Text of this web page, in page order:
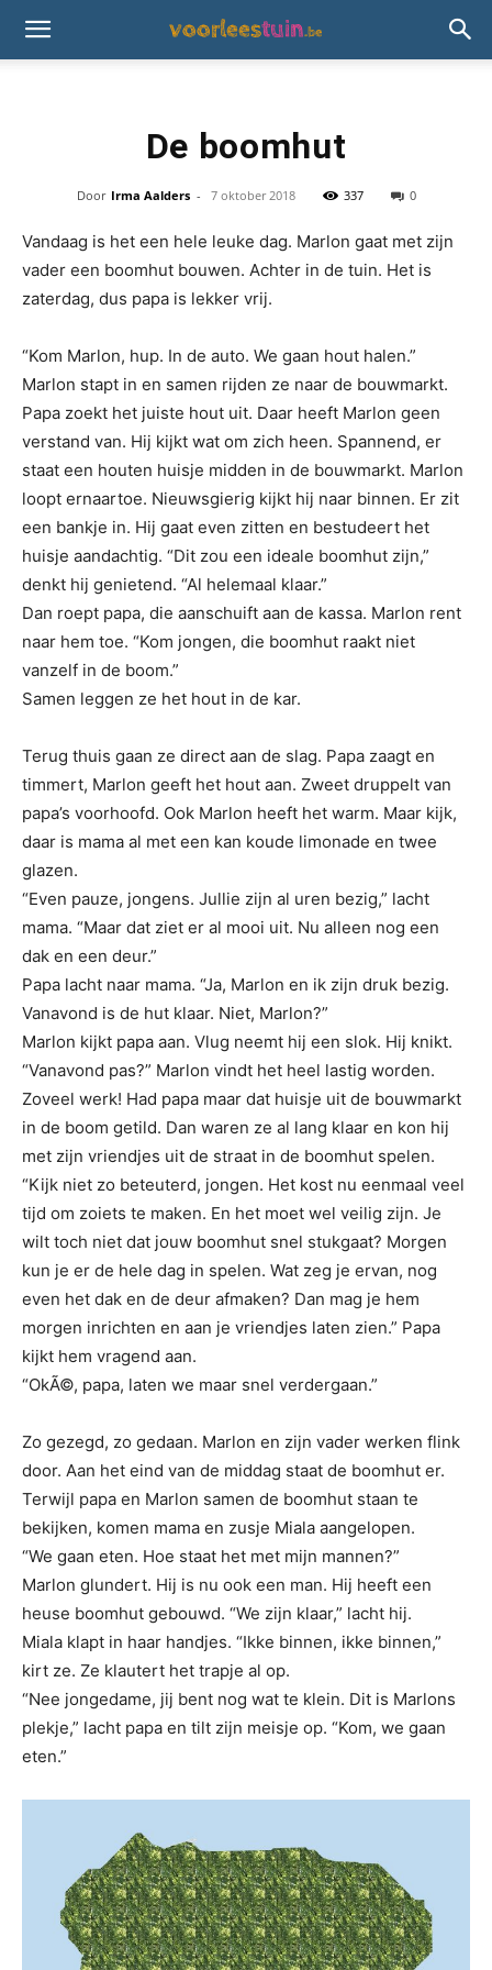
De boomhut
Door Irma Aalders - 7 oktober 2018 337 0
Vandaag is het een hele leuke dag. Marlon gaat met zijn
vader een boomhut bouwen. Achter in de tuin. Het is
zaterdag, dus papa is lekker vrij.
“Kom Marlon, hup. In de auto. We gaan hout halen.”
Marlon stapt in en samen rijden ze naar de bouwmarkt.
Papa zoekt het juiste hout uit. Daar heeft Marlon geen
verstand van. Hij kijkt wat om zich heen. Spannend, er
staat een houten huisje midden in de bouwmarkt. Marlon
loopt ernaartoe. Nieuwsgierig kijkt hij naar binnen. Er zit
een bankje in. Hij gaat even zitten en bestudeert het
huisje aandachtig. “Dit zou een ideale boomhut zijn,”
denkt hij genietend. “Al helemaal klaar.”
Dan roept papa, die aanschuift aan de kassa. Marlon rent
naar hem toe. “Kom jongen, die boomhut raakt niet
vanzelf in de boom.”
Samen leggen ze het hout in de kar.
Terug thuis gaan ze direct aan de slag. Papa zaagt en
timmert, Marlon geeft het hout aan. Zweet druppelt van
papa’s voorhoofd. Ook Marlon heeft het warm. Maar kijk,
daar is mama al met een kan koude limonade en twee
glazen.
“Even pauze, jongens. Jullie zijn al uren bezig,” lacht
mama. “Maar dat ziet er al mooi uit. Nu alleen nog een
dak en een deur.”
Papa lacht naar mama. “Ja, Marlon en ik zijn druk bezig.
Vanavond is de hut klaar. Niet, Marlon?”
Marlon kijkt papa aan. Vlug neemt hij een slok. Hij knikt.
“Vanavond pas?” Marlon vindt het heel lastig worden.
Zoveel werk! Had papa maar dat huisje uit de bouwmarkt
in de boom getild. Dan waren ze al lang klaar en kon hij
met zijn vriendjes uit de straat in de boomhut spelen.
“Kijk niet zo beteuterd, jongen. Het kost nu eenmaal veel
tijd om zoiets te maken. En het moet wel veilig zijn. Je
wilt toch niet dat jouw boomhut snel stukgaat? Morgen
kun je er de hele dag in spelen. Wat zeg je ervan, nog
even het dak en de deur afmaken? Dan mag je hem
morgen inrichten en aan je vriendjes laten zien.” Papa
kijkt hem vragend aan.
“OkÃ©, papa, laten we maar snel verdergaan.”
Zo gezegd, zo gedaan. Marlon en zijn vader werken flink
door. Aan het eind van de middag staat de boomhut er.
Terwijl papa en Marlon samen de boomhut staan te
bekijken, komen mama en zusje Miala aangelopen.
“We gaan eten. Hoe staat het met mijn mannen?”
Marlon glundert. Hij is nu ook een man. Hij heeft een
heuse boomhut gebouwd. “We zijn klaar,” lacht hij.
Miala klapt in haar handjes. “Ikke binnen, ikke binnen,”
kirt ze. Ze klautert het trapje al op.
“Nee jongedame, jij bent nog wat te klein. Dit is Marlons
plekje,” lacht papa en tilt zijn meisje op. “Kom, we gaan
eten.”